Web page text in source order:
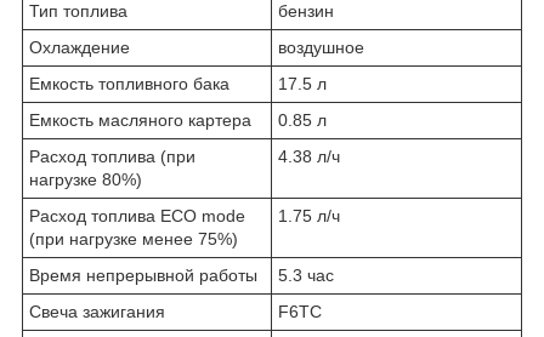
Тип топлива
бензин
Охлаждение
воздушное
Емкость топливного бака
17.5 л
Емкость масляного картера
0.85 л
Расход топлива (при
нагрузке 80%)
4.38 л/ч
Расход топлива ECO mode
(при нагрузке менее 75%)
1.75 л/ч
Время непрерывной работы
5.3 час
Свеча зажигания
F6TC